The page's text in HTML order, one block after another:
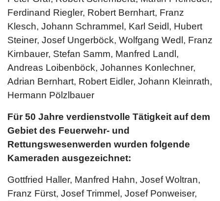
Ferdinand Riegler, Robert Bernhart, Franz
Klesch, Johann Schrammel, Karl Seidl, Hubert
Steiner, Josef Ungerböck, Wolfgang Wedl, Franz
Kirnbauer, Stefan Samm, Manfred Landl,
Andreas Loibenböck, Johannes Konlechner,
Adrian Bernhart, Robert Eidler, Johann Kleinrath,
Hermann Pölzlbauer
Für 50 Jahre verdienstvolle Tätigkeit auf dem
Gebiet des Feuerwehr- und
Rettungswesenwerden wurden folgende
Kameraden ausgezeichnet:
Gottfried Haller, Manfred Hahn, Josef Woltran,
Franz Fürst, Josef Trimmel, Josef Ponweiser,